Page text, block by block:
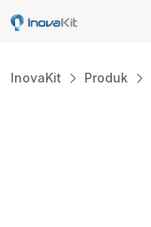
InovaKit Produk